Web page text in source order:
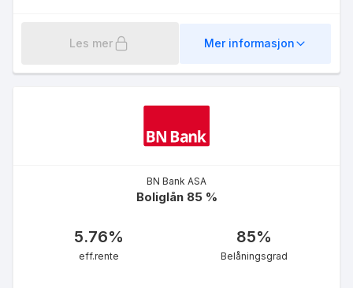
Les mer Mer informasjon
BN Bank ASA
Boliglån 85 %
5.76%
eff.rente
85%
Belåningsgrad